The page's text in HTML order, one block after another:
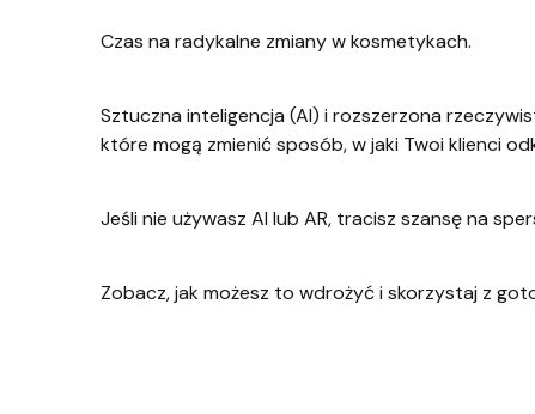
Czas na radykalne zmiany w kosmetykach.
Sztuczna inteligencja (AI) i rozszerzona
które mogą zmienić sposób, w jaki Twoi klienci
Jeśli nie używasz AI lub AR, tracisz szansę na
Zobacz, jak możesz to wdrożyć i skorzystaj z